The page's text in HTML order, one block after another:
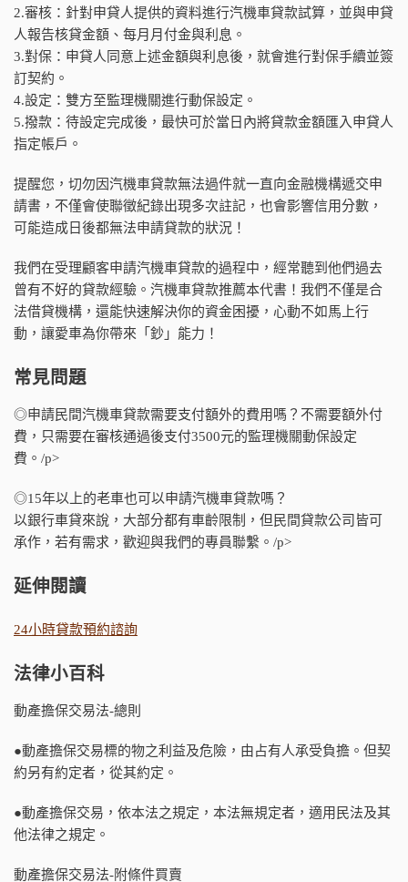
2.審核：針對申貸人提供的資料進行汽機車貸款試算，並與申貸
人報告核貸金額、每月月付金與利息。
3.對保：申貸人同意上述金額與利息後，就會進行對保手續並簽
訂契約。
4.設定：雙方至監理機關進行動保設定。
5.撥款：待設定完成後，最快可於當日內將貸款金額匯入申貸人
指定帳戶。
提醒您，切勿因汽機車貸款無法過件就一直向金融機構遞交申
請書，不僅會使聯徵紀錄出現多次註記，也會影響信用分數，
可能造成日後都無法申請貸款的狀況！
我們在受理顧客申請汽機車貸款的過程中，經常聽到他們過去
曾有不好的貸款經驗。汽機車貸款推薦本代書！我們不僅是合
法借貸機構，還能快速解決你的資金困擾，心動不如馬上行
動，讓愛車為你帶來「鈔」能力！
常見問題
◎申請民間汽機車貸款需要支付額外的費用嗎？不需要額外付
費，只需要在審核通過後支付3500元的監理機關動保設定
費。/p>
◎15年以上的老車也可以申請汽機車貸款嗎？
以銀行車貸來說，大部分都有車齡限制，但民間貸款公司皆可
承作，若有需求，歡迎與我們的專員聯繫。/p>
延伸閱讀
24小時貸款預約諮詢
法律小百科
動產擔保交易法-總則
●動產擔保交易標的物之利益及危險，由占有人承受負擔。但契
約另有約定者，從其約定。
●動產擔保交易，依本法之規定，本法無規定者，適用民法及其
他法律之規定。
動產擔保交易法-附條件買賣